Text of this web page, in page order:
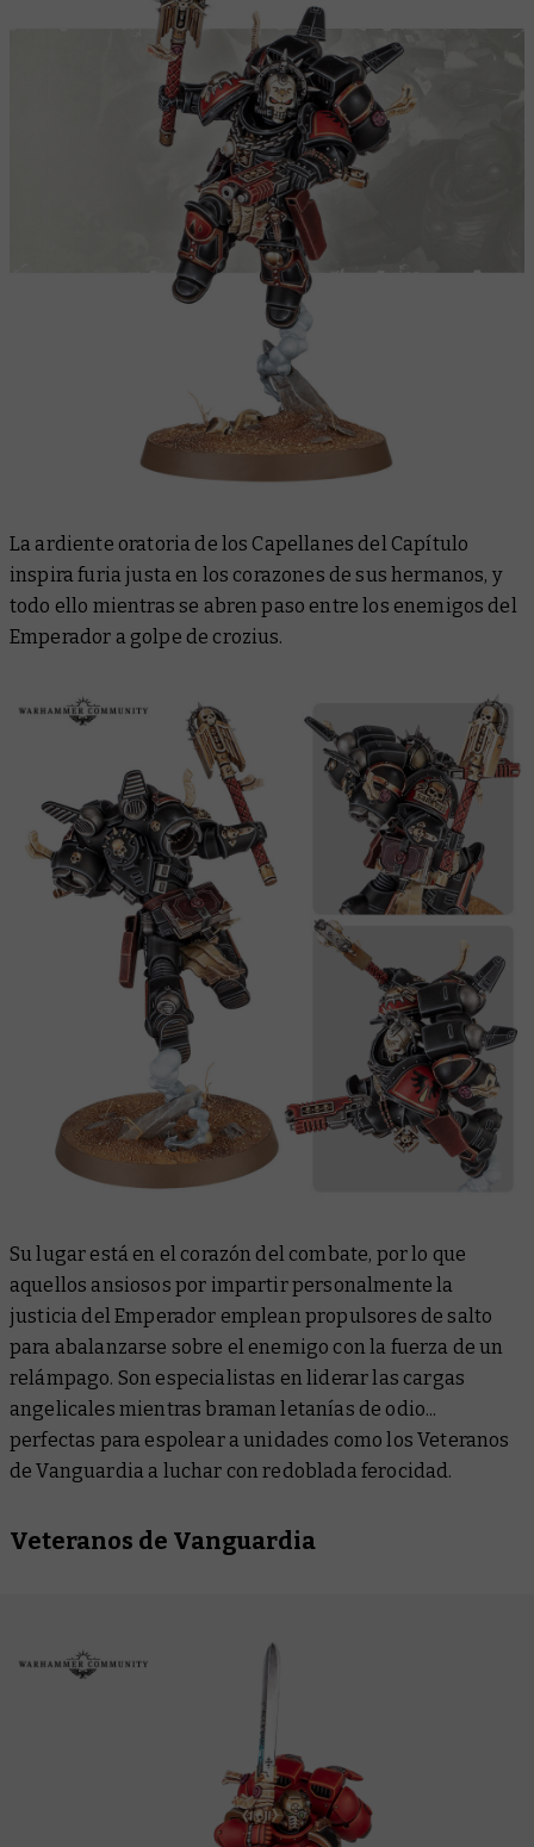
La ardiente oratoria de los Capellanes del Capítulo
inspira furia justa en los corazones de sus hermanos, y
todo ello mientras se abren paso entre los enemigos del
Emperador a golpe de crozius.
Su lugar está en el corazón del combate, por lo que
aquellos ansiosos por impartir personalmente la
justicia del Emperador emplean propulsores de salto
para abalanzarse sobre el enemigo con la fuerza de un
relámpago. Son especialistas en liderar las cargas
angelicales mientras braman letanías de odio...
perfectas para espolear a unidades como los Veteranos
de Vanguardia a luchar con redoblada ferocidad.
Veteranos de Vanguardia